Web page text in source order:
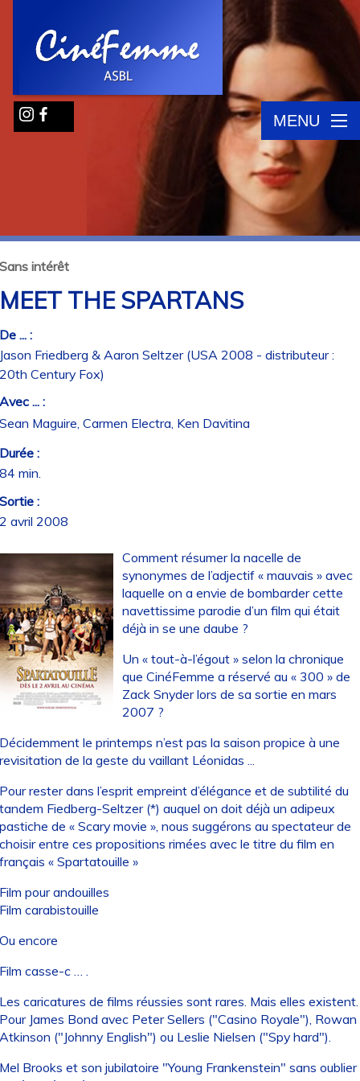
MENU
intérêt
THE SPARTANS
... :
Friedberg & Aaron Seltzer (USA 2008 - distributeur :
Century Fox)
... :
Maguire, Carmen Electra, Ken Davitina
:
min.
:
avril 2008
Comment résumer la nacelle de
synonymes de l’adjectif « mauvais » avec
laquelle on a envie de bombarder cette
navettissime parodie d’un film qui était
déjà in se une daube ?
Un « tout-à-l’égout » selon la chronique
que CinéFemme a réservé au « 300 » de
Zack Snyder lors de sa sortie en mars
2007 ?
le printemps n’est pas la saison propice à une
de la geste du vaillant Léonidas ...
rester dans l’esprit empreint d’élégance et de subtilité du
Fiedberg-Seltzer (*) auquel on doit déjà un adipeux
de « Scary movie », nous suggérons au spectateur de
entre ces propositions rimées avec le titre du film en
« Spartatouille »
pour andouilles
carabistouille
encore
casse-c … .
caricatures de films réussies sont rares. Mais elles existent.
James Bond avec Peter Sellers ("Casino Royale"), Rowan
("Johnny English") ou Leslie Nielsen ("Spy hard").
Brooks et son jubilatoire "Young Frankenstein" sans oublier